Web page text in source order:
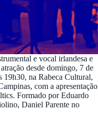
e vocal irlandesa e
atração desde domingo, 7 de
19h30, na Rabeca Cultural,
com a apresentação
Formado por Eduardo
Daniel Parente no